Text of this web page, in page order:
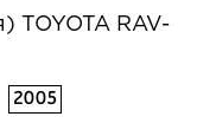
TOYOTA RAV-
2005